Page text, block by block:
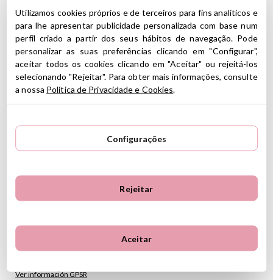
As etiquetas termocolantes são perfeitas para utilização na
escola, creche, atividades desportivas ou qualquer situação em
que seja importante identificar peças de vestuário e evitar perdas
ou trocas.
CARACTERÍSTICAS
Conteúdo:
• 20 etiquetas retangulares e 5 etiquetas circulares
• Folha de instruções para aplicação nas peças de roupa
Medidas:
• Etiquetas retangulares: 5 cm x 1,5 cm
• Etiquetas circulares: 2,5 cm de diâmetro
• Possibilidade de incluir até 3 linhas de texto
• Máximo de 11 caracteres por linha
Ver información GPSR
Utilizamos cookies próprios e de terceiros para fins analíticos e
para lhe apresentar publicidade personalizada com base num
perfil criado a partir dos seus hábitos de navegação. Pode
personalizar as suas preferências clicando em "Configurar",
aceitar todos os cookies clicando em "Aceitar" ou rejeitá-los
selecionando "Rejeitar". Para obter mais informações, consulte
a nossa Política de Privacidade e Cookies.
Configurações
Rejeitar
Aceitar